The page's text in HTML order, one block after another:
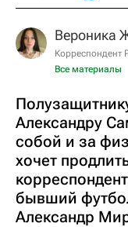
Вероника
Корреспондент
Все материалы
Александру
собой и за
хочет
бывший
Александр